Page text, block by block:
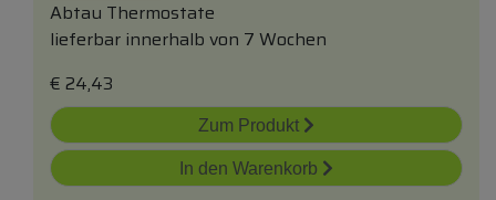
Abtau Thermostate
lieferbar innerhalb von 7 Wochen
€ 24,43
Zum Produkt
In den Warenkorb